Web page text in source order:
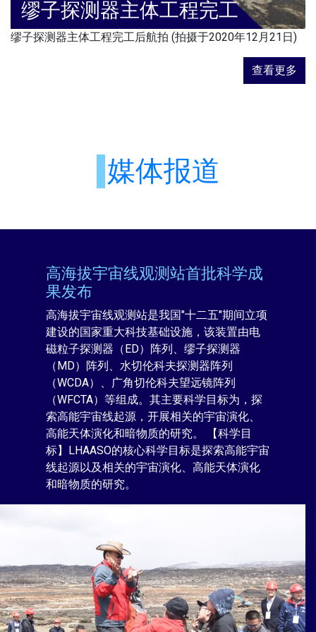
缪子探测器主体工程完工
缪子探测器主体工程完工后航拍 (拍摄于2020年12月21日)
查看更多
媒体报道
高海拔宇宙线观测站首批科学成
果发布
高海拔宇宙线观测站是我国"十二五"期间立项
建设的国家重大科技基础设施，该装置由电
磁粒子探测器（ED）阵列、缪子探测器
（MD）阵列、水切伦科夫探测器阵列
（WCDA）、广角切伦科夫望远镜阵列
（WFCTA）等组成。其主要科学目标为，探
索高能宇宙线起源，开展相关的宇宙演化、
高能天体演化和暗物质的研究。 【科学目
标】LHAASO的核心科学目标是探索高能宇宙
线起源以及相关的宇宙演化、高能天体演化
和暗物质的研究。